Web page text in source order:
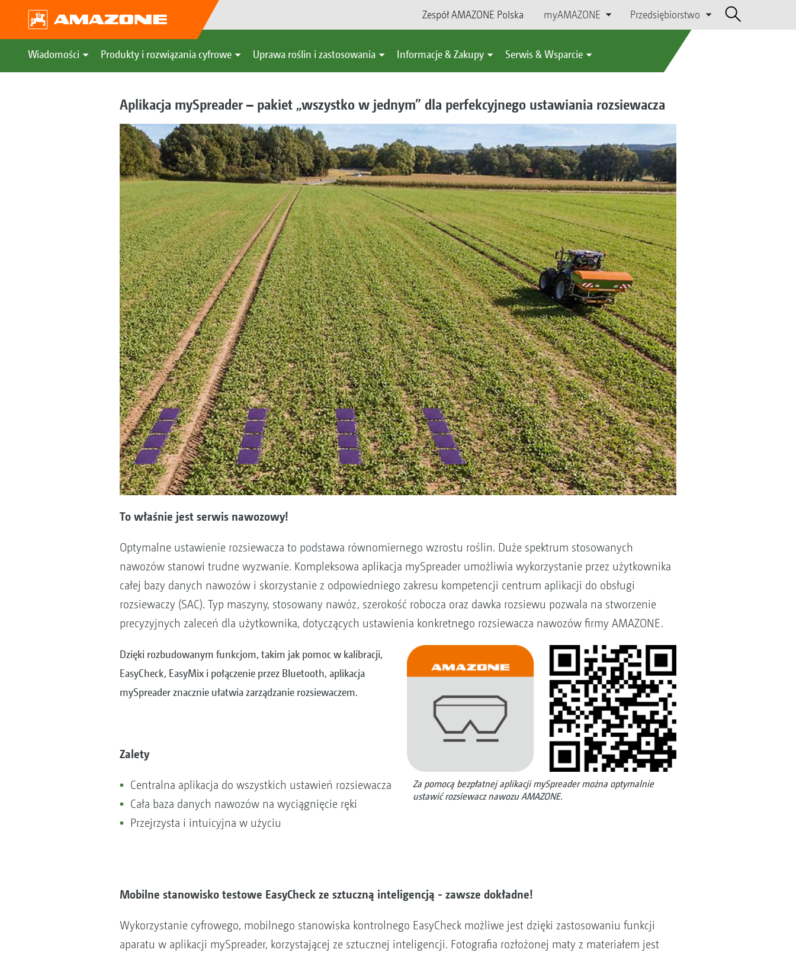
Zespół AMAZONE Polska myAMAZONE Przedsiębiorstwo
Wiadomości Produkty i rozwiązania cyfrowe Uprawa roślin i zastosowania Informacje & Zakupy Serwis & Wsparcie
Aplikacja mySpreader – pakiet „wszystko w jednym” dla perfekcyjnego ustawiania rozsiewacza
To właśnie jest serwis nawozowy!
Optymalne ustawienie rozsiewacza to podstawa równomiernego wzrostu roślin. Duże spektrum stosowanych
nawozów stanowi trudne wyzwanie. Kompleksowa aplikacja mySpreader umożliwia wykorzystanie przez użytkownika
całej bazy danych nawozów i skorzystanie z odpowiedniego zakresu kompetencji centrum aplikacji do obsługi
rozsiewaczy (SAC). Typ maszyny, stosowany nawóz, szerokość robocza oraz dawka rozsiewu pozwala na stworzenie
precyzyjnych zaleceń dla użytkownika, dotyczących ustawienia konkretnego rozsiewacza nawozów firmy AMAZONE.
Za pomocą bezpłatnej aplikacji mySpreader można optymalnie
ustawić rozsiewacz nawozu AMAZONE.
Dzięki rozbudowanym funkcjom, takim jak pomoc w kalibracji,
EasyCheck, EasyMix i połączenie przez Bluetooth, aplikacja
mySpreader znacznie ułatwia zarządzanie rozsiewaczem.
Zalety
Centralna aplikacja do wszystkich ustawień rozsiewacza
Cała baza danych nawozów na wyciągnięcie ręki
Przejrzysta i intuicyjna w użyciu
Mobilne stanowisko testowe EasyCheck ze sztuczną inteligencją - zawsze dokładne!
Wykorzystanie cyfrowego, mobilnego stanowiska kontrolnego EasyCheck możliwe jest dzięki zastosowaniu funkcji
aparatu w aplikacji mySpreader, korzystającej ze sztucznej inteligencji. Fotografia rozłożonej maty z materiałem jest